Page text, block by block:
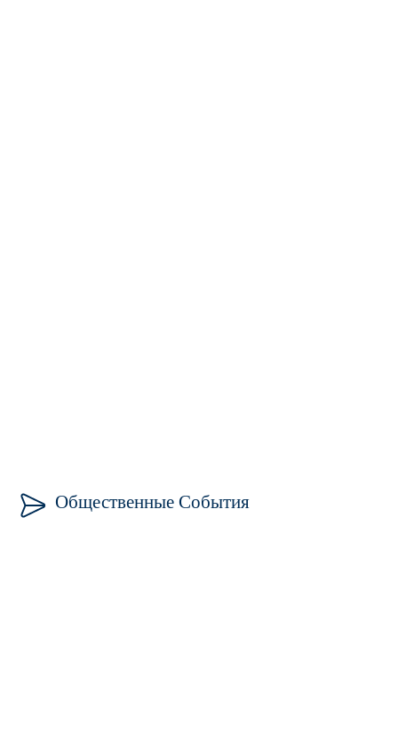
Общественные События